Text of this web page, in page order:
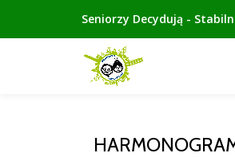
Przeskocz
Seniorzy Decydują -